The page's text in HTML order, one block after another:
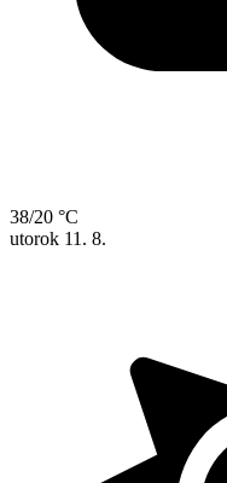
38/20 °C
utorok 11. 8.